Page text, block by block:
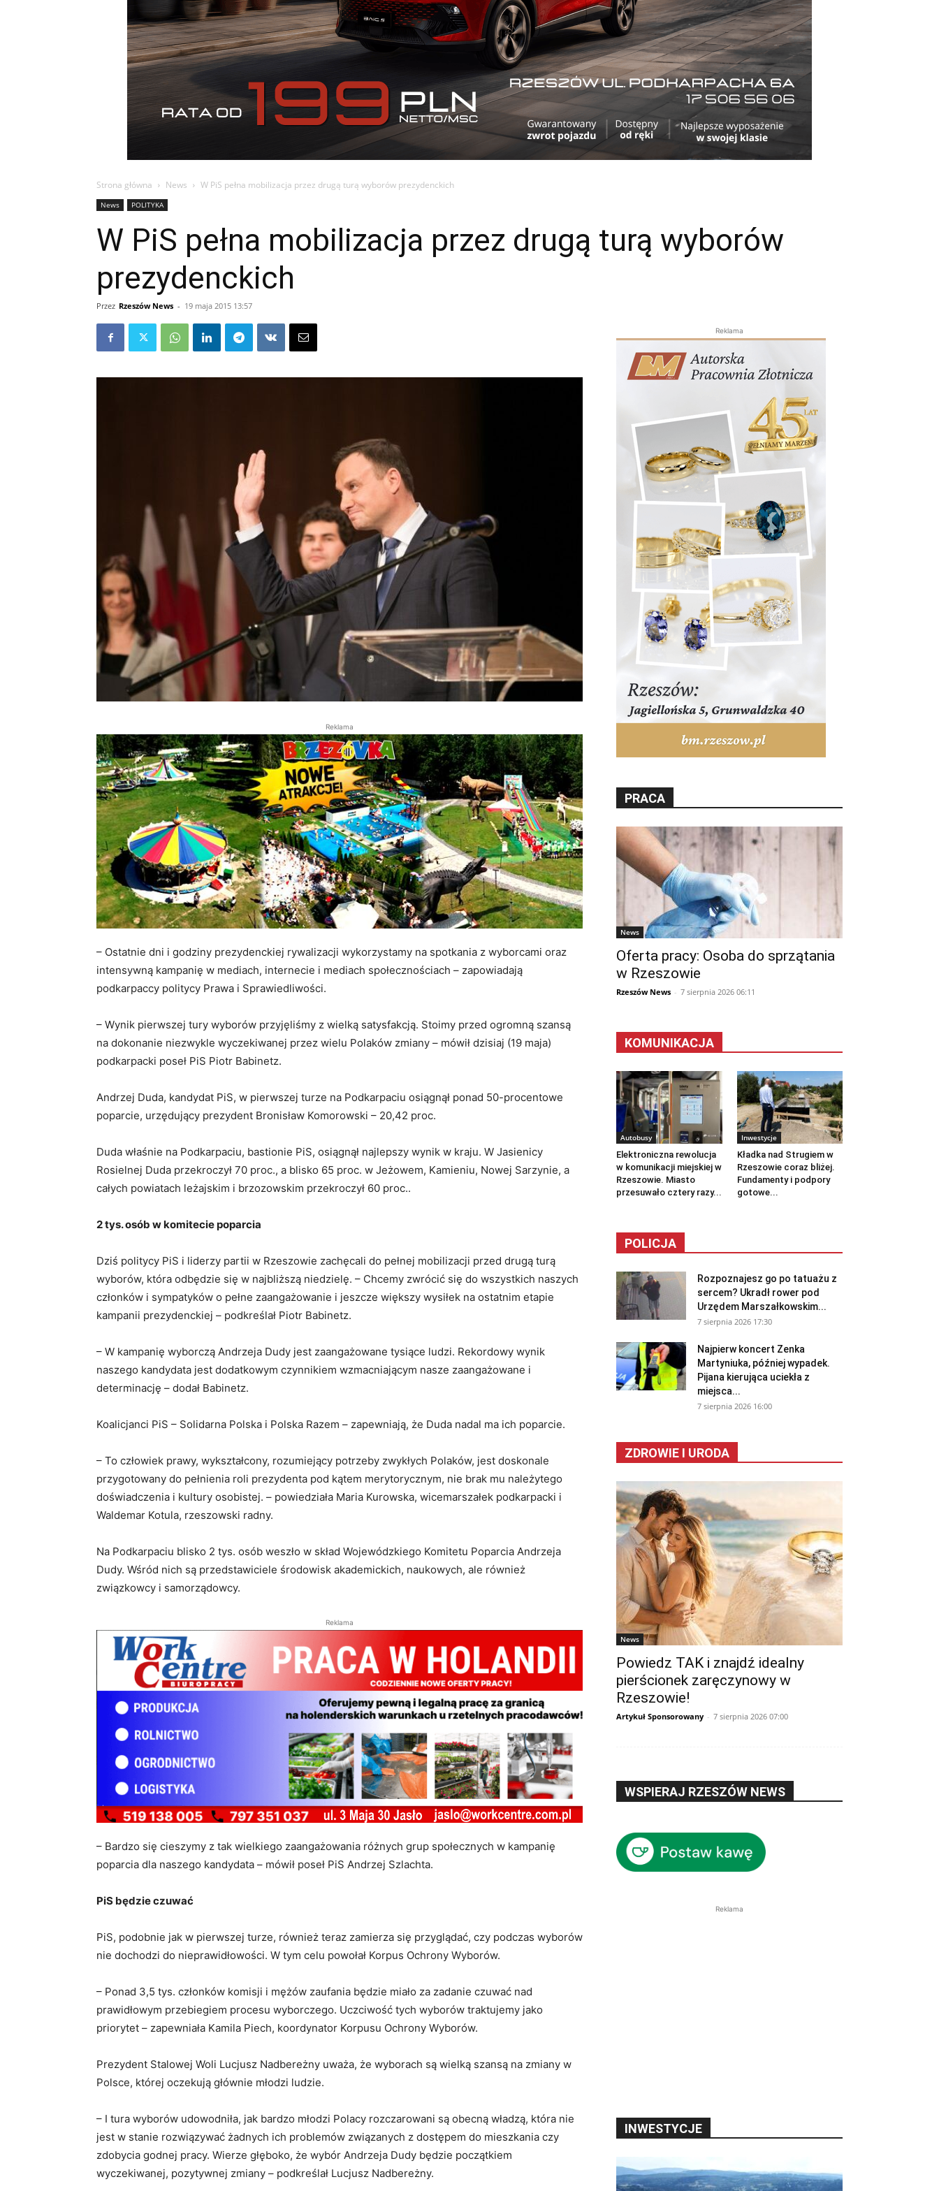
Strona główna News W PiS pełna mobilizacja przez drugą turą wyborów prezydenckich
News POLITYKA
W PiS pełna mobilizacja przez drugą turą wyborów
prezydenckich
Przez Rzeszów News - 19 maja 2015 13:57
Reklama
– Ostatnie dni i godziny prezydenckiej rywalizacji wykorzystamy na spotkania z wyborcami oraz
intensywną kampanię w mediach, internecie i mediach społecznościach – zapowiadają
podkarpaccy politycy Prawa i Sprawiedliwości.
– Wynik pierwszej tury wyborów przyjęliśmy z wielką satysfakcją. Stoimy przed ogromną szansą
na dokonanie niezwykle wyczekiwanej przez wielu Polaków zmiany – mówił dzisiaj (19 maja)
podkarpacki poseł PiS Piotr Babinetz.
Andrzej Duda, kandydat PiS, w pierwszej turze na Podkarpaciu osiągnął ponad 50-procentowe
poparcie, urzędujący prezydent Bronisław Komorowski – 20,42 proc.
Duda właśnie na Podkarpaciu, bastionie PiS, osiągnął najlepszy wynik w kraju. W Jasienicy
Rosielnej Duda przekroczył 70 proc., a blisko 65 proc. w Jeżowem, Kamieniu, Nowej Sarzynie, a
całych powiatach leżajskim i brzozowskim przekroczył 60 proc..
2 tys. osób w komitecie poparcia
Dziś politycy PiS i liderzy partii w Rzeszowie zachęcali do pełnej mobilizacji przed drugą turą
wyborów, która odbędzie się w najbliższą niedzielę. – Chcemy zwrócić się do wszystkich naszych
członków i sympatyków o pełne zaangażowanie i jeszcze większy wysiłek na ostatnim etapie
kampanii prezydenckiej – podkreślał Piotr Babinetz.
– W kampanię wyborczą Andrzeja Dudy jest zaangażowane tysiące ludzi. Rekordowy wynik
naszego kandydata jest dodatkowym czynnikiem wzmacniającym nasze zaangażowane i
determinację – dodał Babinetz.
Koalicjanci PiS – Solidarna Polska i Polska Razem – zapewniają, że Duda nadal ma ich poparcie.
– To człowiek prawy, wykształcony, rozumiejący potrzeby zwykłych Polaków, jest doskonale
przygotowany do pełnienia roli prezydenta pod kątem merytorycznym, nie brak mu należytego
doświadczenia i kultury osobistej. – powiedziała Maria Kurowska, wicemarszałek podkarpacki i
Waldemar Kotula, rzeszowski radny.
Na Podkarpaciu blisko 2 tys. osób weszło w skład Wojewódzkiego Komitetu Poparcia Andrzeja
Dudy. Wśród nich są przedstawiciele środowisk akademickich, naukowych, ale również
związkowcy i samorządowcy.
Reklama
– Bardzo się cieszymy z tak wielkiego zaangażowania różnych grup społecznych w kampanię
poparcia dla naszego kandydata – mówił poseł PiS Andrzej Szlachta.
PiS będzie czuwać
PiS, podobnie jak w pierwszej turze, również teraz zamierza się przyglądać, czy podczas wyborów
nie dochodzi do nieprawidłowości. W tym celu powołał Korpus Ochrony Wyborów.
– Ponad 3,5 tys. członków komisji i mężów zaufania będzie miało za zadanie czuwać nad
prawidłowym przebiegiem procesu wyborczego. Uczciwość tych wyborów traktujemy jako
priorytet – zapewniała Kamila Piech, koordynator Korpusu Ochrony Wyborów.
Prezydent Stalowej Woli Lucjusz Nadbereżny uważa, że wyborach są wielką szansą na zmiany w
Polsce, której oczekują głównie młodzi ludzie.
– I tura wyborów udowodniła, jak bardzo młodzi Polacy rozczarowani są obecną władzą, która nie
jest w stanie rozwiązywać żadnych ich problemów związanych z dostępem do mieszkania czy
zdobycia godnej pracy. Wierze głęboko, że wybór Andrzeja Dudy będzie początkiem
wyczekiwanej, pozytywnej zmiany – podkreślał Lucjusz Nadbereżny.
Reklama
PRACA
News
Oferta pracy: Osoba do sprzątania
w Rzeszowie
Rzeszów News - 7 sierpnia 2026 06:11
KOMUNIKACJA
Autobusy
Elektroniczna rewolucja
w komunikacji miejskiej w
Rzeszowie. Miasto
przesuwało cztery razy...
Inwestycje
Kładka nad Strugiem w
Rzeszowie coraz bliżej.
Fundamenty i podpory
gotowe...
POLICJA
Rozpoznajesz go po tatuażu z
sercem? Ukradł rower pod
Urzędem Marszałkowskim...
7 sierpnia 2026 17:30
Najpierw koncert Zenka
Martyniuka, później wypadek.
Pijana kierująca uciekła z
miejsca...
7 sierpnia 2026 16:00
ZDROWIE I URODA
News
Powiedz TAK i znajdź idealny
pierścionek zaręczynowy w
Rzeszowie!
Artykuł Sponsorowany - 7 sierpnia 2026 07:00
WSPIERAJ RZESZÓW NEWS
Reklama
INWESTYCJE